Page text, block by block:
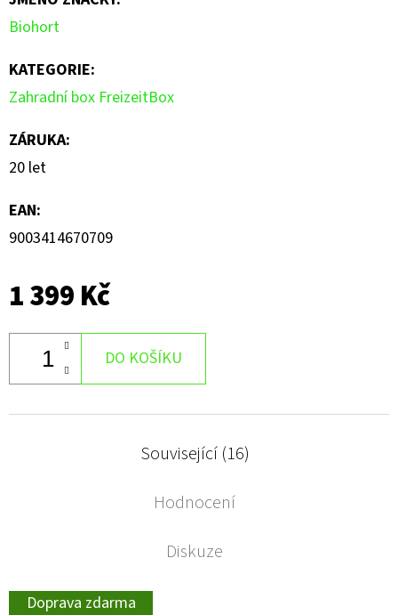
z
5
hvězdiček.
Biohort
KATEGORIE:
Zahradní box FreizeitBox
ZÁRUKA:
20 let
EAN:
9003414670709
1 399 Kč
DO KOŠÍKU
Související (16)
Hodnocení
Diskuze
Doprava zdarma